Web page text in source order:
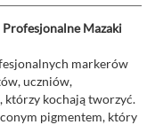
Mazaki
markerów
uczniów,
którzy kochają tworzyć.
pigmentem, który